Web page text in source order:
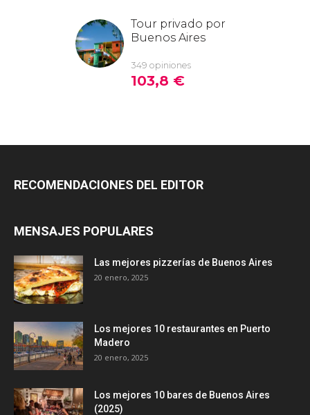
RECOMENDACIONES DEL EDITOR
MENSAJES POPULARES
Las mejores pizzerías de Buenos Aires
20 enero, 2025
Los mejores 10 restaurantes en Puerto
Madero
20 enero, 2025
Los mejores 10 bares de Buenos Aires
(2025)